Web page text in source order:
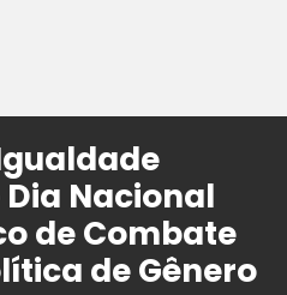
Nacional
de Combate
de Gênero